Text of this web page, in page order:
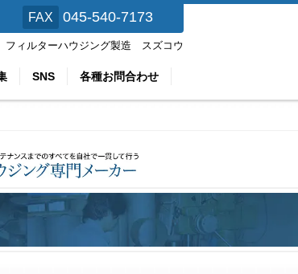
FAX 045-540-7173
ィルターハウジング製造 スズコウ
SNS 各種お問合わせ